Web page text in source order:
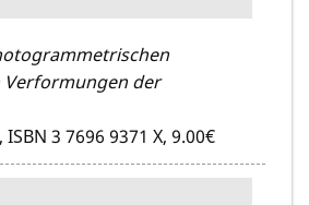
der
ISBN 3 7696 9371 X, 9.00€